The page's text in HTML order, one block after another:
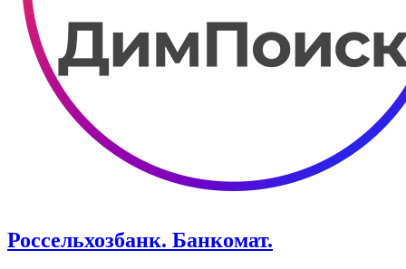
Россельхозбанк. ​Банкомат.